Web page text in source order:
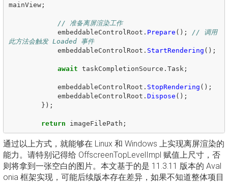
mainView;
// 准备离屏渲染工作
embeddableControlRoot . Prepare ();
// 调用
此方法会触发 Loaded 事件
embeddableControlRoot . StartRendering ();
await taskCompletionSource . Task ;
embeddableControlRoot . StopRendering ();
embeddableControlRoot . Dispose ();
});
return imageFilePath ;
通过以上方式，就能够在 Linux 和 Windows 上实现离屏渲染的
能力。请特别记得给 OffscreenTopLevelImpl 赋值上尺寸，否
则将拿到一张空白的图片。本文基于的是 11.3.11 版本的 Aval
onia 框架实现，可能后续版本存在差异，如果不知道整体项目